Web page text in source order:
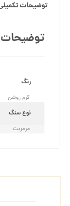
توضیحات
توضیحات
رنگ
کرم روشن
نوع سنگ
مرمریت